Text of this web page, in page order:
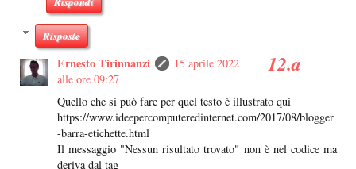
Risposte
Ernesto Tirinnanzi
15 aprile 2022
alle ore 09:27
Quello che si può fare per quel testo è illustrato qui
https://www.ideepercomputeredinternet.com/2017/08/blogger
-barra-etichette.html
Il messaggio "Nessun risultato trovato" non è nel codice ma
deriva dal tag